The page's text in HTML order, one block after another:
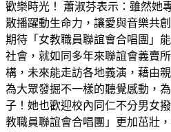
歡樂時光！ 蕭淑芬表示：雖然她
散播躍動生命力，讓愛與音樂共
期待「女教職員聯誼會合唱團」
社會，就如同多年來聯誼會義賣
構，未來能走訪各地義演，藉由
為大眾發掘不一樣的聽覺感動，
子！她也歡迎校內同仁不分男女
教職員聯誼會合唱團」更加茁壯